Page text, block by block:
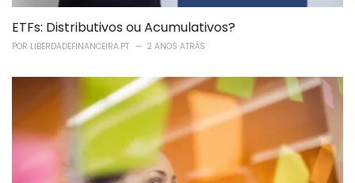
ETFs: Distributivos ou Acumulativos?
POR LIBERDADEFINANCEIRA.PT 2 ANOS ATRÁS